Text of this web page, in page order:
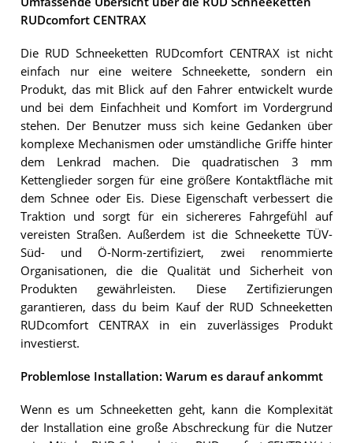
RUDcomfort CENTRAX
Die RUD Schneeketten RUDcomfort CENTRAX ist nicht
einfach nur eine weitere Schneekette, sondern ein
Produkt, das mit Blick auf den Fahrer entwickelt wurde
und bei dem Einfachheit und Komfort im Vordergrund
stehen. Der Benutzer muss sich keine Gedanken über
komplexe Mechanismen oder umständliche Griffe hinter
dem Lenkrad machen. Die quadratischen 3 mm
Kettenglieder sorgen für eine größere Kontaktfläche mit
dem Schnee oder Eis. Diese Eigenschaft verbessert die
Traktion und sorgt für ein sichereres Fahrgefühl auf
vereisten Straßen. Außerdem ist die Schneekette TÜV-
Süd- und Ö-Norm-zertifiziert, zwei renommierte
Organisationen, die die Qualität und Sicherheit von
Produkten gewährleisten. Diese Zertifizierungen
garantieren, dass du beim Kauf der RUD Schneeketten
RUDcomfort CENTRAX in ein zuverlässiges Produkt
investierst.
Problemlose Installation: Warum es darauf ankommt
Wenn es um Schneeketten geht, kann die Komplexität
der Installation eine große Abschreckung für die Nutzer